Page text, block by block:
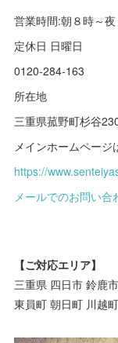
営業時間:朝８時～
定休日 日曜日
0120-284-163
所在地
三重県菰野町杉谷
メインホームページ
https://
メールでのお問い合
【ご対応エリア】
三重県 四日市 鈴鹿
東員町 朝日町 川越